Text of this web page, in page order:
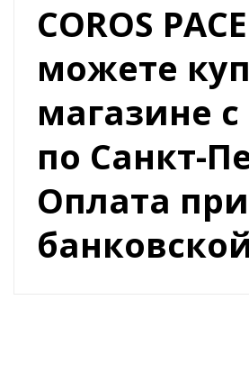
COROS
можете
магазине
по Санкт-
Оплата